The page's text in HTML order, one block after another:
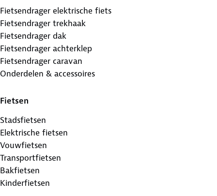
Fietsendrager elektrische fiets
Fietsendrager trekhaak
Fietsendrager dak
Fietsendrager achterklep
Fietsendrager caravan
Onderdelen & accessoires
Fietsen
Stadsfietsen
Elektrische fietsen
Vouwfietsen
Transportfietsen
Bakfietsen
Kinderfietsen